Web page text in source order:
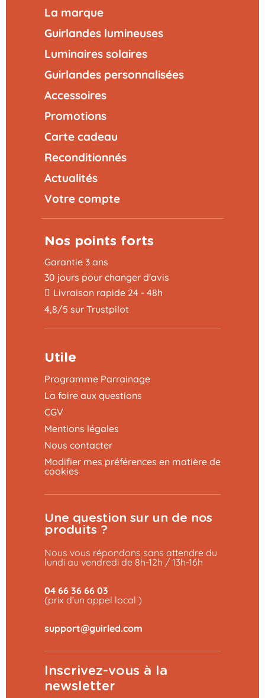
La marque
Guirlandes lumineuses
Luminaires solaires
Guirlandes personnalisées
Accessoires
Promotions
Carte cadeau
Reconditionnés
Actualités
Votre compte
Nos points forts
Garantie 3 ans
30 jours pour changer d'avis
Livraison rapide 24 - 48h
4,8/5 sur Trustpilot
Utile
Programme Parrainage
La foire aux questions
CGV
Mentions légales
Nous contacter
Modifier mes préférences en matière de
cookies
Une question sur un de nos
produits ?
Nous vous répondons sans attendre du
lundi au vendredi de 8h-12h / 13h-16h
04 66 36 66 03
(prix d’un appel local )
Inscrivez-vous à la
newsletter